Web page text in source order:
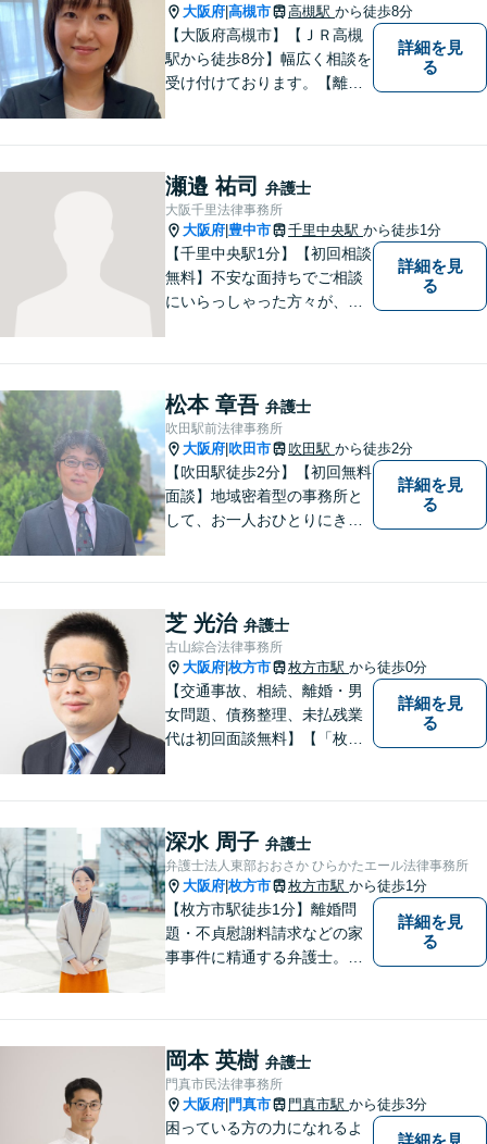
大阪府 高槻市 高槻駅 から徒歩8分
【大阪府高槻市】【ＪＲ高槻
駅から徒歩8分】幅広く相談を
受け付けております。【離
ど将来の不安の予防まで。
詳細を見
る
瀬邉 祐司 弁護士
大阪千里法律事務所
大阪府 豊中市 千里中央駅 から徒歩1分
【千里中央駅1分】【初回相談
無料】不安な面持ちでご相談
にいらっしゃった方々が、少
善の法的手段を選択し、終局
的解決に至るよう全力でサポ
ートいたします。
詳細を見
る
松本 章吾 弁護士
吹田駅前法律事務所
大阪府 吹田市 吹田駅 から徒歩2分
【吹田駅徒歩2分】【初回無料
面談】地域密着型の事務所と
して、お一人おひとりにきめ
ごとに対応！まずは無料相談
にお越しください。【完全個
室対応】
詳細を見
る
芝 光治 弁護士
古山綜合法律事務所
大阪府 枚方市 枚方市駅 から徒歩0分
【交通事故、相続、離婚・男
女問題、債務整理、未払残業
代は初回面談無料】【「枚方
ヒアリングし、あらゆる観点
から解決策をご提案してまい
ります。
詳細を見
る
深水 周子 弁護士
弁護士法人東部おおさか ひらかたエール法律事務所
大阪府 枚方市 枚方市駅 から徒歩1分
【枚方市駅徒歩1分】離婚問
題・不貞慰謝料請求などの家
事事件に精通する弁護士。依
致します。どんなお悩みで
も、ご相談ください。【キッ
ズスペースあり】
詳細を見
る
岡本 英樹 弁護士
門真市民法律事務所
大阪府 門真市 門真市駅 から徒歩3分
困っている方の力になれるよ
詳細を見